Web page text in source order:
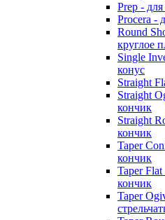
Prep -
Procera -
Round
круглое
Single
конус
Straight
Straight
кончик
Straight
кончик
Taper
кончик
Taper
кончик
Taper